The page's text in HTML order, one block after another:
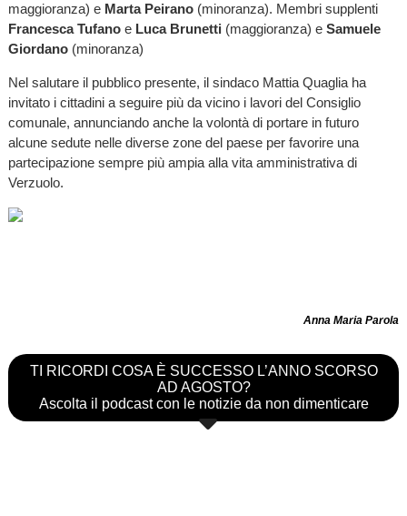
maggioranza) e Marta Peirano(minoranza). Membri supplenti
Francesca Tufanoe Luca Brunetti (maggioranza) e Samuele
Giordano(minoranza)
Nel salutare il pubblico presente, il sindaco Mattia Quaglia ha
invitato i cittadini a seguire più da vicino i lavori del Consiglio
comunale, annunciando anche la volontà di portare in futuro
alcune sedute nelle diverse zone del paese per favorire una
partecipazione sempre più ampia alla vita amministrativa di
Verzuolo.
Anna Maria Parola
TI RICORDI COSA È SUCCESSO L’ANNO SCORSO
AD AGOSTO?
Ascolta il podcast con le notizie da non dimenticare